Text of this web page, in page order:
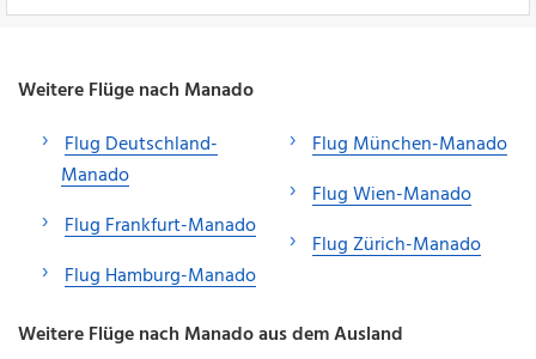
Weitere Flüge nach Manado
Flug Deutschland-
Manado
Flug Frankfurt-Manado
Flug Hamburg-Manado
Flug München-Manado
Flug Wien-Manado
Flug Zürich-Manado
Weitere Flüge nach Manado aus dem Ausland